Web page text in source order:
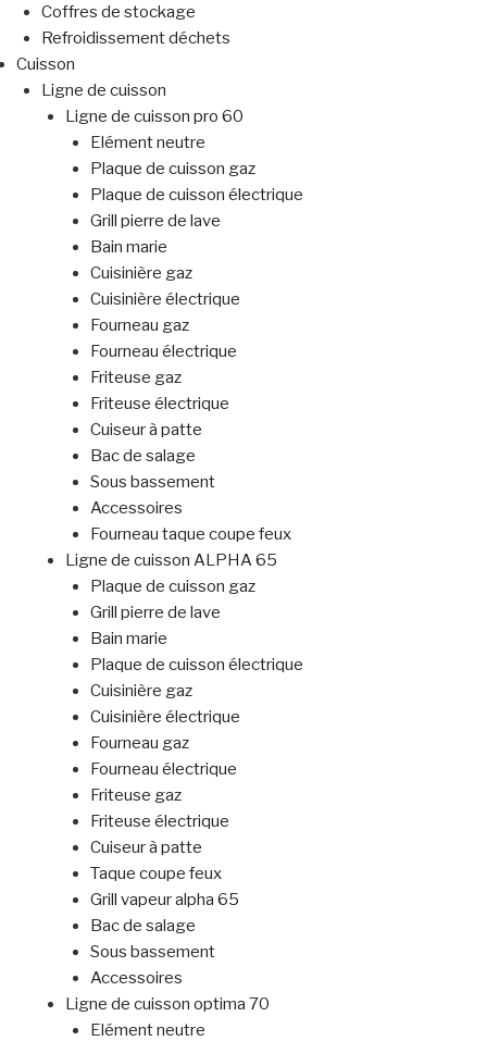
Coffres de stockage
Refroidissement déchets
Cuisson
Ligne de cuisson
Ligne de cuisson pro 60
Elément neutre
Plaque de cuisson gaz
Plaque de cuisson électrique
Grill pierre de lave
Bain marie
Cuisinière gaz
Cuisinière électrique
Fourneau gaz
Fourneau électrique
Friteuse gaz
Friteuse électrique
Cuiseur à patte
Bac de salage
Sous bassement
Accessoires
Fourneau taque coupe feux
Ligne de cuisson ALPHA 65
Plaque de cuisson gaz
Grill pierre de lave
Bain marie
Plaque de cuisson électrique
Cuisinière gaz
Cuisinière électrique
Fourneau gaz
Fourneau électrique
Friteuse gaz
Friteuse électrique
Cuiseur à patte
Taque coupe feux
Grill vapeur alpha 65
Bac de salage
Sous bassement
Accessoires
Ligne de cuisson optima 70
Elément neutre